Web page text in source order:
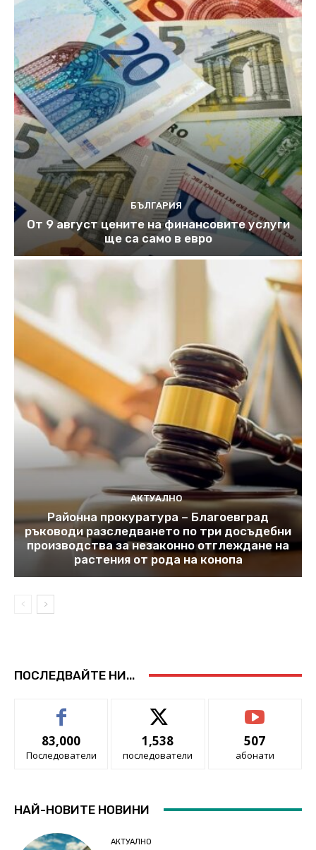
БЪЛГАРИЯ
От 9 август цените на финансовите услуги
ще са само в евро
АКТУАЛНО
Районна прокуратура – Благоевград
ръководи разследването по три досъдебни
производства за незаконно отглеждане на
растения от рода на конопа
ПОСЛЕДВАЙТЕ НИ...
83,000
Последователи
1,538
последователи
507
абонати
НАЙ-НОВИТЕ НОВИНИ
АКТУАЛНО